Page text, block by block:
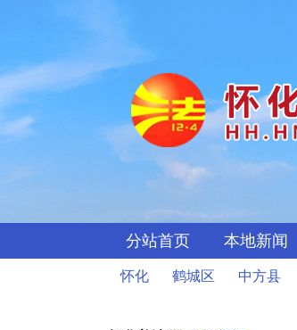
分站首页 本地新闻
怀化 鹤城区 中方县